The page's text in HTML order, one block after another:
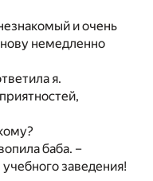
и очень
немедленно
я.
баба. –
заведения!